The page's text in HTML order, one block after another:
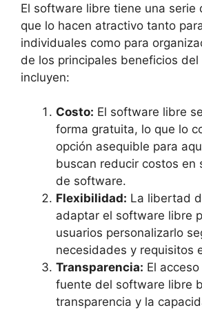
El software libre tiene una serie
que lo hacen atractivo tanto
individuales como para
de los principales beneficios
incluyen:
Costo: El software libre
forma gratuita, lo que lo
opción asequible para
buscan reducir costos en
de software.
Flexibilidad: La libertad
adaptar el software libre
usuarios personalizarlo
necesidades y requisitos
Transparencia: El
fuente del software libre
transparencia y la